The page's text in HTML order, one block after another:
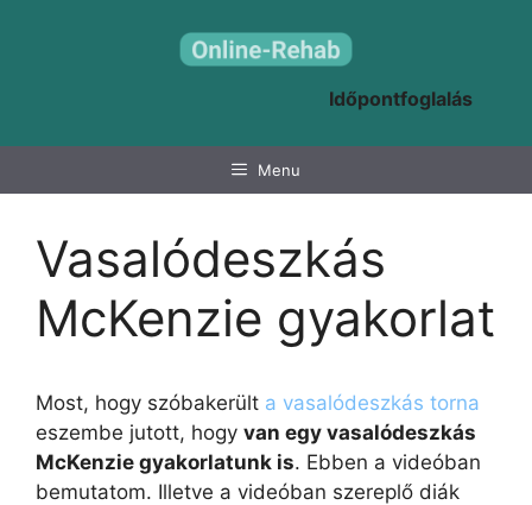
Időpontfoglalás
Menu
Vasalódeszkás
McKenzie gyakorlat
Most, hogy szóbakerült a vasalódeszkás torna
eszembe jutott, hogy van egy vasalódeszkás
McKenzie gyakorlatunk is. Ebben a videóban
bemutatom. Illetve a videóban szereplő diák